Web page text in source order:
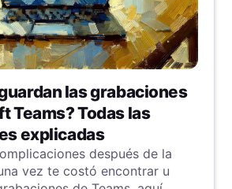
las grabaciones
Teams? Todas las
explicadas
después de la
vez te costó encontrar u